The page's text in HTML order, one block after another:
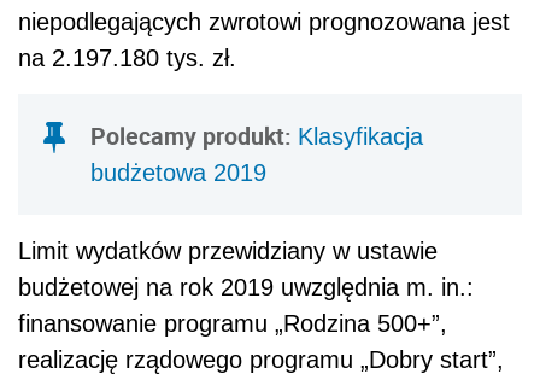
niepodlegających zwrotowi prognozowana jest
na 2.197.180 tys. zł.
Polecamy produkt: Klasyfikacja
budżetowa 2019
Limit wydatków przewidziany w ustawie
budżetowej na rok 2019 uwzględnia m. in.:
finansowanie programu „Rodzina 500+”,
realizację rządowego programu „Dobry start”,